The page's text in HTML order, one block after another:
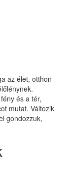
az élet, otthon
és a tér,
mutat. Változik
gondozzuk,